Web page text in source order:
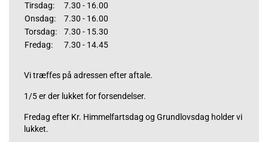
Tirsdag:
7.30 - 16.00
Onsdag:
7.30 - 16.00
Torsdag:
7.30 - 15.30
Fredag:
7.30 - 14.45
Vi træffes på adressen efter aftale.
1/5 er der lukket for forsendelser.
Fredag efter Kr. Himmelfartsdag og Grundlovsdag holder vi
lukket.